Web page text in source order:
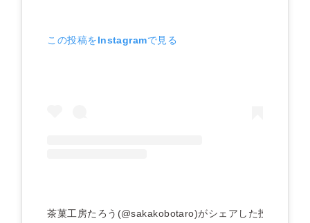
この投稿をInstagramで見る
茶菓工房たろう(@sakakobotaro)がシェアした投稿